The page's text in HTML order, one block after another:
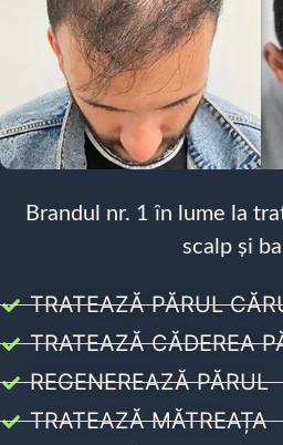
Brandul nr. 1 în lume la
scalp și
TRATEAZĂ PĂRUL
TRATEAZĂ CĂDEREA
REGENEREAZĂ PĂRUL
TRATEAZĂ MĂTREAȚA